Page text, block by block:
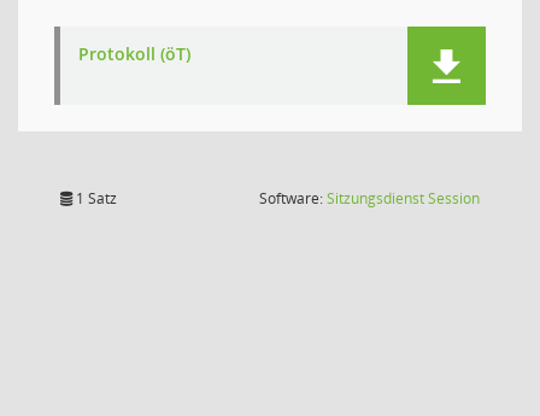
Protokoll (öT)
1 Satz Software:SitzungsdienstSession(Wird in